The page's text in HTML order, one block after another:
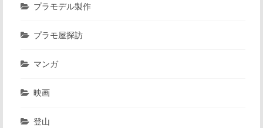
プラモデル製作
プラモ屋探訪
マンガ
映画
登山